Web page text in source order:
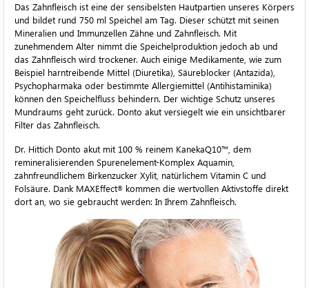
Das Zahnfleisch ist eine der sensibelsten Hautpartien unseres Körpers
und bildet rund 750 ml Speichel am Tag. Dieser schützt mit seinen
Mineralien und Immunzellen Zähne und Zahnfleisch. Mit
zunehmendem Alter nimmt die Speichelproduktion jedoch ab und
das Zahnfleisch wird trockener. Auch einige Medikamente, wie zum
Beispiel harntreibende Mittel (Diuretika), Säureblocker (Antazida),
Psychopharmaka oder bestimmte Allergiemittel (Antihistaminika)
können den Speichelfluss behindern. Der wichtige Schutz unseres
Mundraums geht zurück. Donto akut versiegelt wie ein unsichtbarer
Filter das Zahnfleisch.
Dr. Hittich Donto akut mit 100 % reinem KanekaQ10™, dem
remineralisierenden Spurenelement-Komplex Aquamin,
zahnfreundlichem Birkenzucker Xylit, natürlichem Vitamin C und
Folsäure. Dank MAXEffect® kommen die wertvollen Aktivstoffe direkt
dort an, wo sie gebraucht werden: In Ihrem Zahnfleisch.